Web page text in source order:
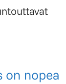
on nopea